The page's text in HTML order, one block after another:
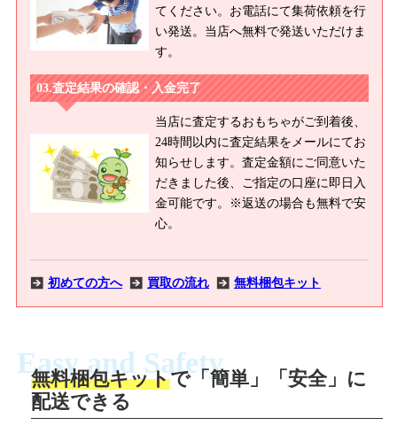
てください。お電話にて集荷依頼を行
い発送。当店へ無料で発送いただけま
す。
査定結果の確認・入金完了
当店に査定するおもちゃがご到着後、
24時間以内に査定結果をメールにてお
知らせします。査定金額にご同意いた
だきました後、ご指定の口座に即日入
金可能です。※返送の場合も無料で安
心。
初めての方へ 買取の流れ 無料梱包キット
商品撮影
LINEの友だち追加・査定画像を送信
Easy and Safety
無料梱包キットで「簡単」「安全」に
配送できる